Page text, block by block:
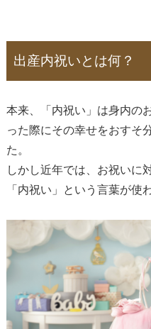
出産内祝いとは何？
本来、「内祝い」は身内の
った際にその幸せをおすそ
た。
しかし近年では、お祝いに
「内祝い」という言葉が使